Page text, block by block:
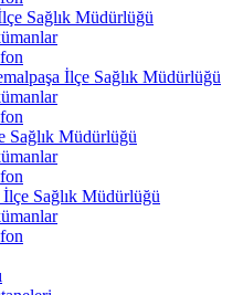
Sağlık Müdürlüğü
İlçe Sağlık Müdürlüğü
Sağlık Müdürlüğü
Sağlık Müdürlüğü